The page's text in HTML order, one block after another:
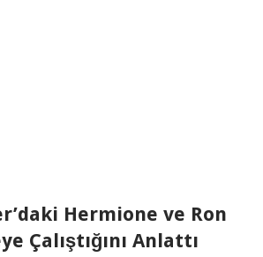
Hermione ve Ron
Çalıştığını Anlattı